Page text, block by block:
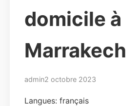
domicile à
Marrakech
admin2 octobre 2023
Langues: français